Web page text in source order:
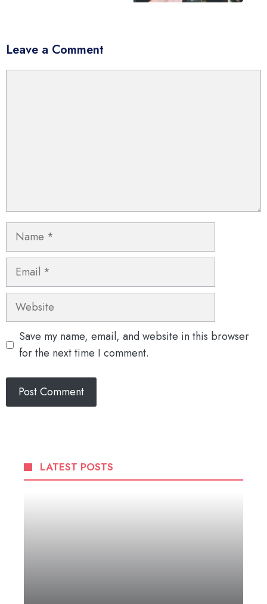
Leave a Comment
Name
Email
Website
Save my name, email, and website in this browser
for the next time I comment.
LATEST POSTS